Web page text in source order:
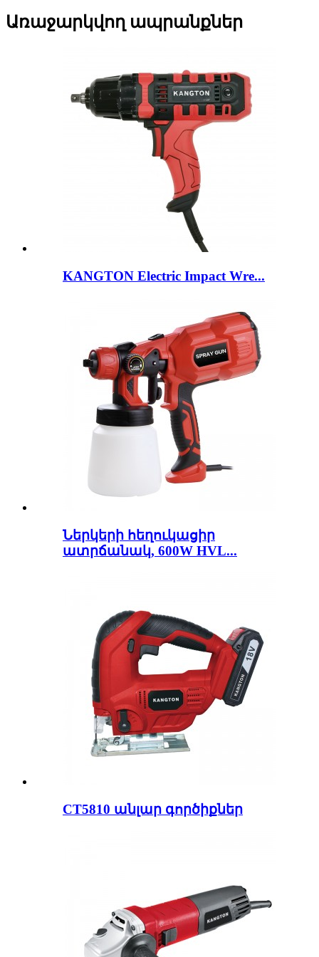
Առաջարկվող ապրանքներ
KANGTON Electric Impact Wre...
Ներկերի հեղուկացիր
ատրճանակ, 600W HVL...
CT5810 անլար գործիքներ